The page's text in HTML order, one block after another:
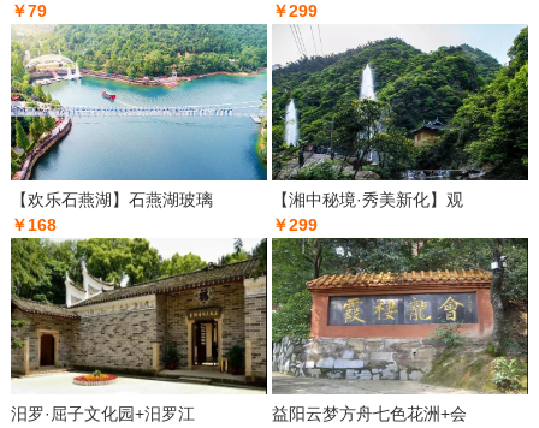
￥79
￥299
【欢乐石燕湖】石燕湖玻璃
￥168
【湘中秘境·秀美新化】观
￥299
汨罗·屈子文化园+汨罗江
益阳云梦方舟七色花洲+会